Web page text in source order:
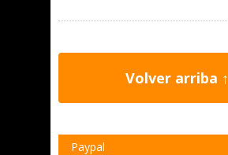
Volver arriba ↑
Paypal